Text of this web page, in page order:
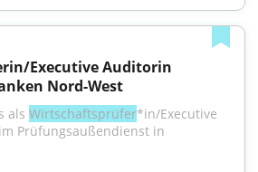
Executive Auditorin
Nord-West
als Wirtschaftsprüfer*in/Executive
Prüfungsaußendienst in